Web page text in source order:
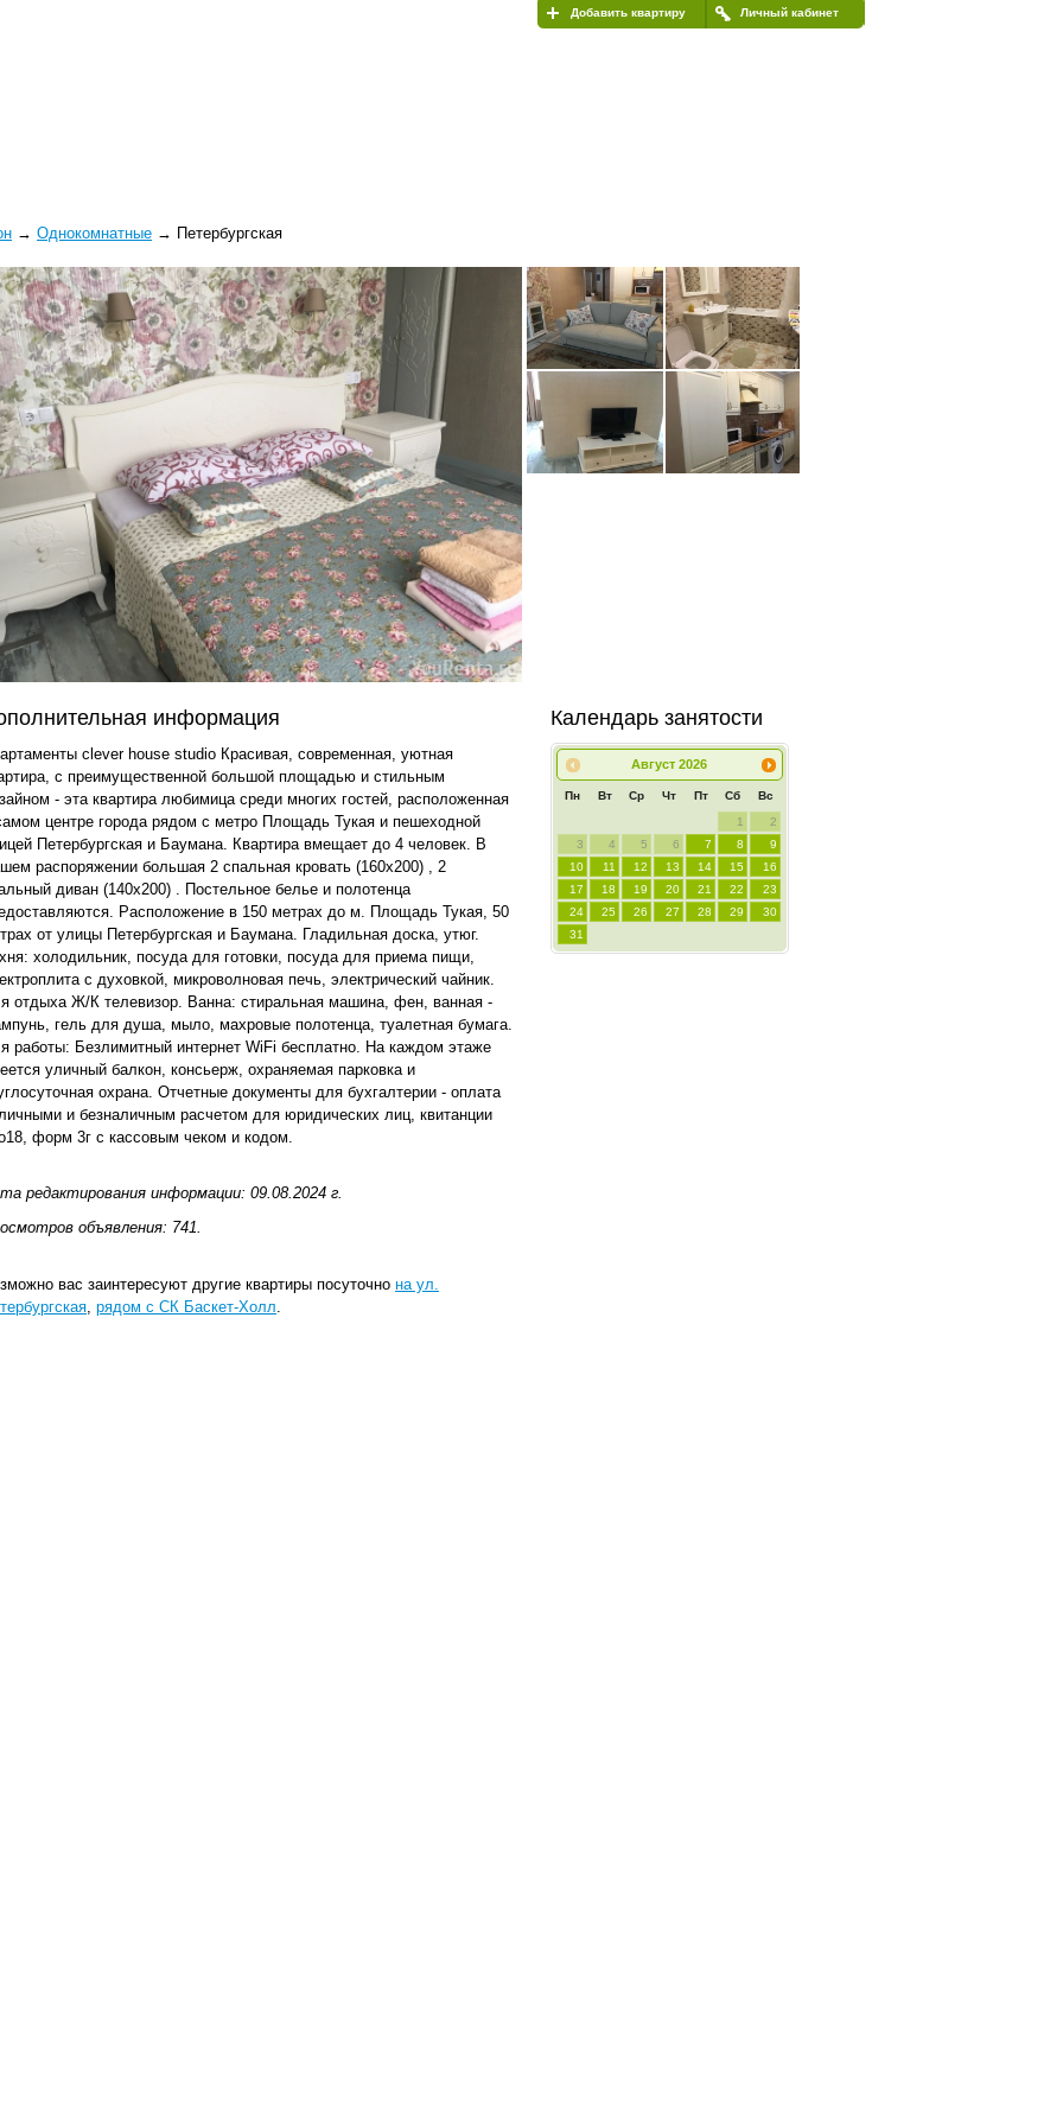
Личный кабинет
Добавить квартиру
→ Однокомнатные → Петербургская
информация
clever house studio Красивая, современная, уютная
с преимущественной большой площадью и стильным
- эта квартира любимица среди многих гостей, расположенная
центре города рядом с метро Площадь Тукая и пешеходной
Петербургская и Баумана. Квартира вмещает до 4 человек. В
распоряжении большая 2 спальная кровать (160х200) , 2
диван (140х200) . Постельное белье и полотенца
Расположение в 150 метрах до м. Площадь Тукая, 50
от улицы Петербургская и Баумана. Гладильная доска, утюг.
холодильник, посуда для готовки, посуда для приема пищи,
с духовкой, микроволновая печь, электрический чайник.
отдыха Ж/К телевизор. Ванна: стиральная машина, фен, ванная -
гель для душа, мыло, махровые полотенца, туалетная бумага.
работы: Безлимитный интернет WiFi бесплатно. На каждом этаже
уличный балкон, консьерж, охраняемая парковка и
охрана. Отчетные документы для бухгалтерии - оплата
и безналичным расчетом для юридических лиц, квитанции
форм 3г с кассовым чеком и кодом.
редактирования информации: 09.08.2024 г.
объявления: 741.
вас заинтересуют другие квартиры посуточно на ул.
, рядом с СК Баскет-Холл.
Календарь занятости
Август 2026
Пн Вт Ср Чт Пт Сб Вс
1
2
3
4 5 6 7 8
9
10
11 12 13 14 15
16
17
18 19 20 21 22
23
24
25 26 27 28 29
30
31